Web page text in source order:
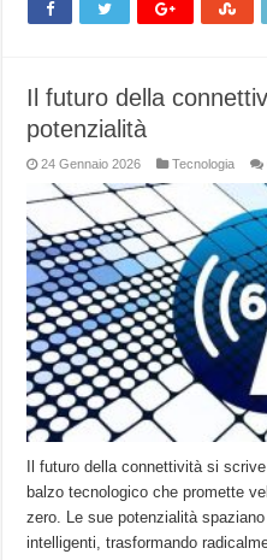
Il futuro della
potenzialità
24 Gennaio 2026 Tecnologia
Il futuro della connettività si
balzo tecnologico che promette
zero. Le sue potenzialità
intelligenti, trasformando